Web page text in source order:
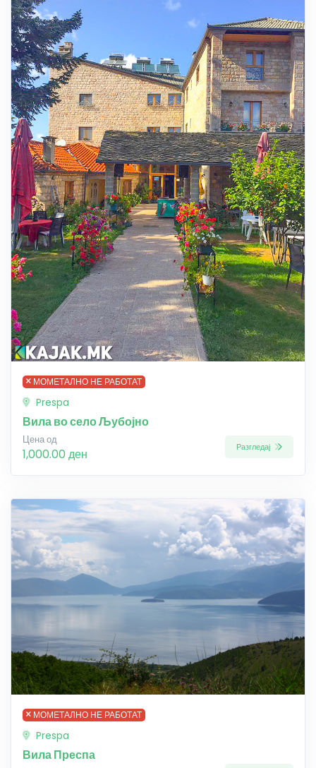
МОМЕТАЛНО НЕ РАБОТАТ
Prespa
Вила во село Љубојно
Цена од
1,000.00 ден Разгледај
МОМЕТАЛНО НЕ РАБОТАТ
Prespa
Вила Преспа